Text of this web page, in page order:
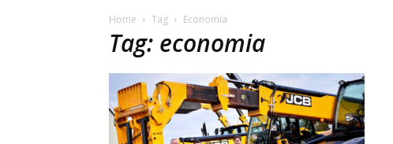
Home Tag Economia
Tag: economia